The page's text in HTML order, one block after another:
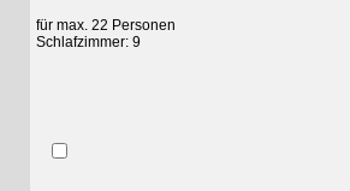
für max. 22 Personen
Schlafzimmer: 9